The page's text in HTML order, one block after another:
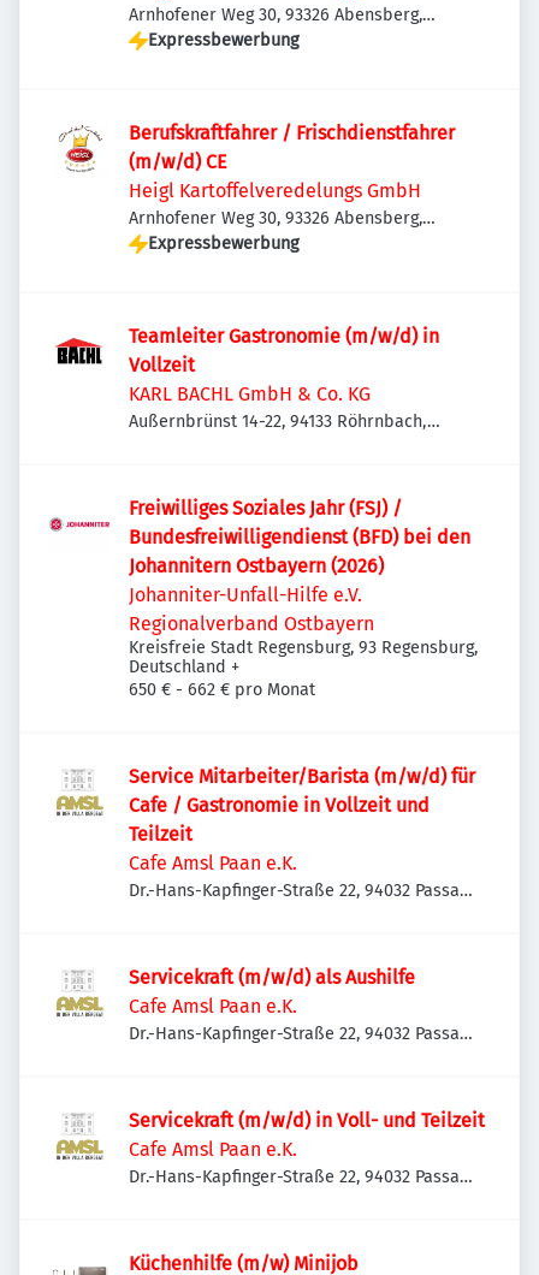
Arnhofener Weg 30, 93326 Abensberg,
Deutschland
Expressbewerbung
Berufskraftfahrer / Frischdienstfahrer
(m/w/d) CE
Heigl Kartoffelveredelungs GmbH
Arnhofener Weg 30, 93326 Abensberg,
Deutschland
Expressbewerbung
Teamleiter Gastronomie (m/w/d) in
Vollzeit
KARL BACHL GmbH & Co. KG
Außernbrünst 14-22, 94133 Röhrnbach,
Freiwilliges Soziales Jahr (FSJ) /
Bundesfreiwilligendienst (BFD) bei den
Johannitern Ostbayern (2026)
Johanniter-Unfall-Hilfe e.V.
Regionalverband Ostbayern
Kreisfreie Stadt Regensburg, 93 Regensburg,
Deutschland +
650 € - 662 € pro Monat
Service Mitarbeiter/Barista (m/w/d) für
Cafe / Gastronomie in Vollzeit und
Teilzeit
Cafe Amsl Paan e.K.
Dr.-Hans-Kapfinger-Straße 22, 94032 Passau,
Servicekraft (m/w/d) als Aushilfe
Cafe Amsl Paan e.K.
Dr.-Hans-Kapfinger-Straße 22, 94032 Passau,
Servicekraft (m/w/d) in Voll- und Teilzeit
Cafe Amsl Paan e.K.
Dr.-Hans-Kapfinger-Straße 22, 94032 Passau,
Küchenhilfe (m/w) Minijob